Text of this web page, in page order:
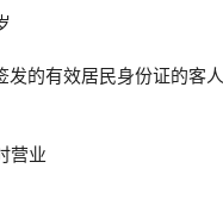
发的有效居民身份证的客人
营业